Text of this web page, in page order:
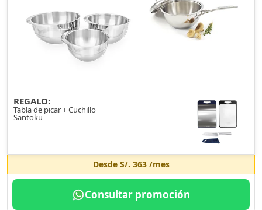
REGALO:
Tabla de picar + Cuchillo
Santoku
Desde S/. 363/mes
Consultar promoción